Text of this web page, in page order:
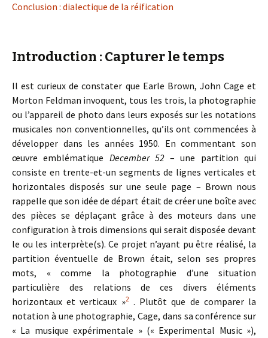
Conclusion : dialectique de la réification
Introduction : Capturer le temps
Il est curieux de constater que Earle Brown, John Cage et
Morton Feldman invoquent, tous les trois, la photographie
ou l’appareil de photo dans leurs exposés sur les notations
musicales non conventionnelles, qu’ils ont commencées à
développer dans les années 1950. En commentant son
œuvre emblématique December 52– une partition qui
consiste en trente-et-un segments de lignes verticales et
horizontales disposés sur une seule page – Brown nous
rappelle que son idée de départ était de créer une boîte avec
des pièces se déplaçant grâce à des moteurs dans une
configuration à trois dimensions qui serait disposée devant
le ou les interprète(s). Ce projet n’ayant pu être réalisé, la
partition éventuelle de Brown était, selon ses propres
mots, « comme la photographie d’une situation
particulière des relations de ces divers éléments
horizontaux et verticaux »2. Plutôt que de comparer la
notation à une photographie, Cage, dans sa conférence sur
« La musique expérimentale » (« Experimental Music »),